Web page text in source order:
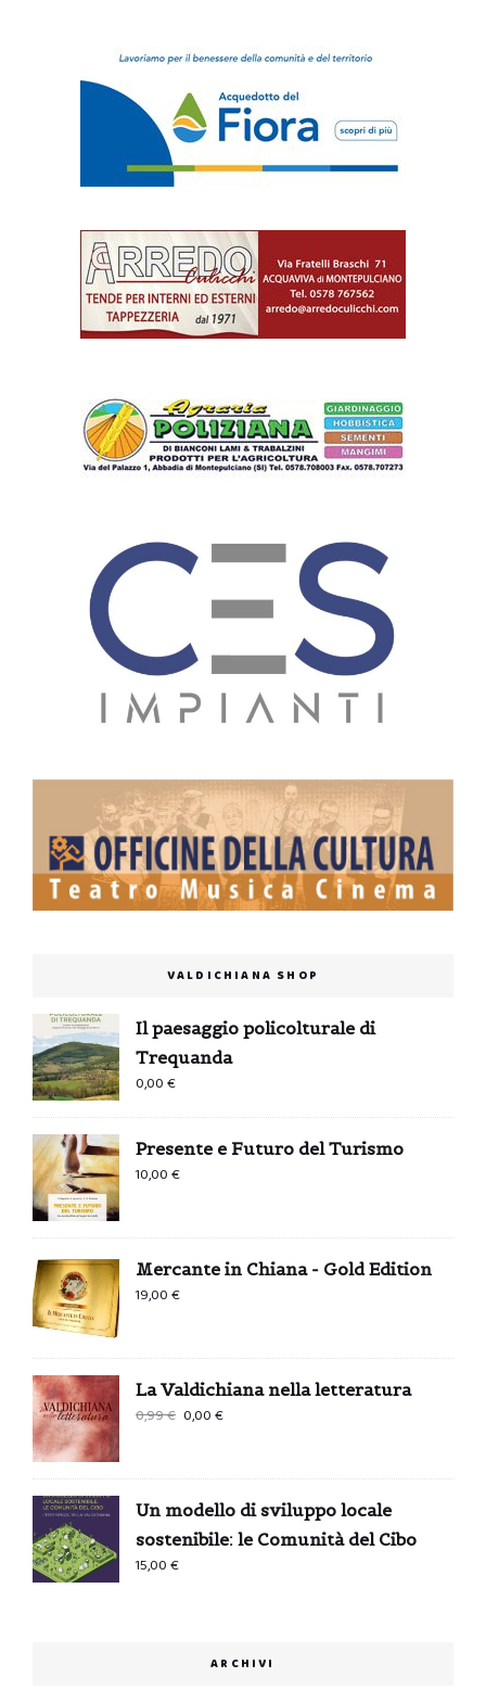
VALDICHIANA SHOP
Il paesaggio policolturale di
Trequanda
0,00€
Presente e Futuro del Turismo
10,00€
Mercante in Chiana - Gold Edition
19,00€
La Valdichiana nella letteratura
0,99€
era:
0,99 €.
0,00€
è:
0,00 €.
Un modello di sviluppo locale
sostenibile: le Comunità del Cibo
15,00€
ARCHIVI